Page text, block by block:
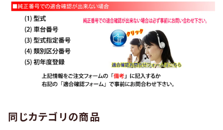
同じカテゴリの商品